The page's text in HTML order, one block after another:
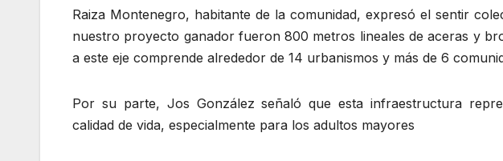
Raiza Montenegro, habitante de la comunidad, expresó el sentir
nuestro proyecto ganador fueron 800 metros lineales de aceras y
a este eje comprende alrededor de 14 urbanismos y más de 6
Por su parte, Jos González señaló que esta infraestructura
calidad de vida, especialmente para los adultos mayores